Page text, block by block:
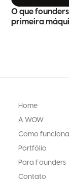
O que
primeira
Home
A WOW
Como funciona
Portfólio
Para Founders
Contato